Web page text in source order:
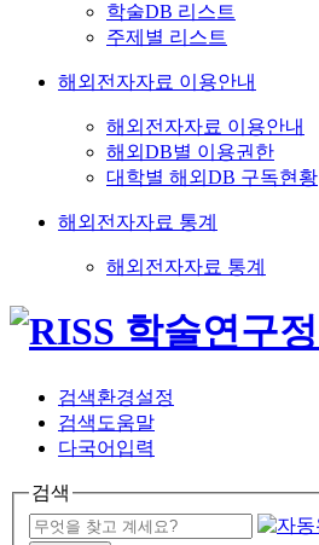
학술DB 리스트
주제별 리스트
해외전자자료 이용안내
해외전자자료 이용안내
해외DB별 이용권한
대학별 해외DB 구독현황
해외전자자료 통계
해외전자자료 통계
검색환경설정
검색도움말
다국어입력
검색